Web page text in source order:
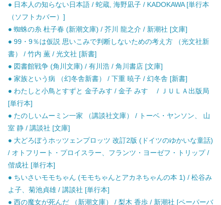
● 日本人の知らない日本語 / 蛇蔵, 海野凪子 / KADOKAWA [単行本
（ソフトカバー）]
● 蜘蛛の糸 杜子春 (新潮文庫) / 芥川 龍之介 / 新潮社 [文庫]
● 99・9％は仮説 思いこみで判断しないための考え方 （光文社新
書） / 竹内 薫 / 光文社 [新書]
● 図書館戦争 (角川文庫) / 有川浩 / 角川書店 [文庫]
● 家族という病 （幻冬舎新書） / 下重 暁子 / 幻冬舎 [新書]
● わたしと小鳥とすずと 金子みす / 金子 みすゞ / ＪＵＬＡ出版局
[単行本]
● たのしいムーミン一家 （講談社文庫） / トーベ・ヤンソン、 山
室 静 / 講談社 [文庫]
● 大どろぼうホッツェンプロッツ 改訂2版 (ドイツのゆかいな童話)
/ オトフリート・プロイスラー、フランツ・ヨーゼフ・トリップ /
偕成社 [単行本]
● ちいさいモモちゃん (モモちゃんとアカネちゃんの本 1) / 松谷み
よ子、菊池貞雄 / 講談社 [単行本]
● 西の魔女が死んだ （新潮文庫） / 梨木 香歩 / 新潮社 [ペーパーバ